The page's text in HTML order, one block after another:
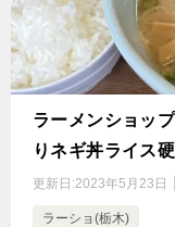
ラーメンショッ
りネギ丼ライス
更新日:2023年5月23日
ラーショ(栃木)